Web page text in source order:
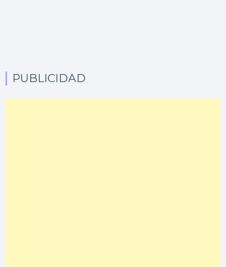
PUBLICIDAD